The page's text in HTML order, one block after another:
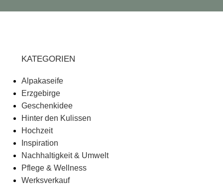
KATEGORIEN
Alpakaseife
Erzgebirge
Geschenkidee
Hinter den Kulissen
Hochzeit
Inspiration
Nachhaltigkeit & Umwelt
Pflege & Wellness
Werksverkauf